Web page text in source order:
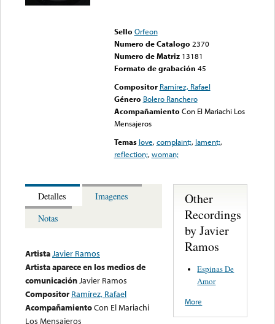
Sello Orfeon
Numero de Catalogo 2370
Numero de Matriz 13181
Formato de grabación 45
Compositor Ramírez, Rafael
Género Bolero Ranchero
Acompañamiento Con El Mariachi Los
Mensajeros
Temas love,complaint;, lament;,
reflection;,woman;
Detalles
Imagenes
Notas
ArtistaJavier Ramos
Artista aparece en los medios de
comunicaciónJavier Ramos
Compositor Ramírez, Rafael
AcompañamientoCon El Mariachi
Los Mensajeros
Other
Recordings
by Javier
Ramos
Espinas De
Amor
More